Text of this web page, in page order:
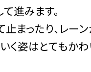
進みます。
まったり、レー
く姿はとてもか